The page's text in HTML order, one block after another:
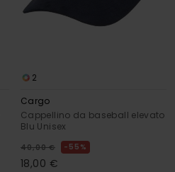
2
Cargo
Cappellino da baseball elevato
Blu Unisex
40,00 € 55%
18,00 €